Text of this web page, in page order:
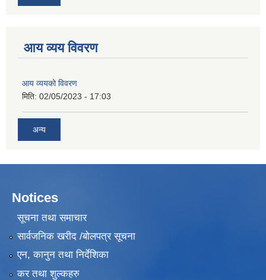
आय व्यय विवरण
आय व्ययको विवरण
मिति: 02/05/2023 - 17:03
अन्य
Notices
सूचना तथा समाचार
सार्वजनिक खरीद /बोलपत्र सूचना
एन, कानुन तथा निर्देशिका
कर तथा शुल्कहरु